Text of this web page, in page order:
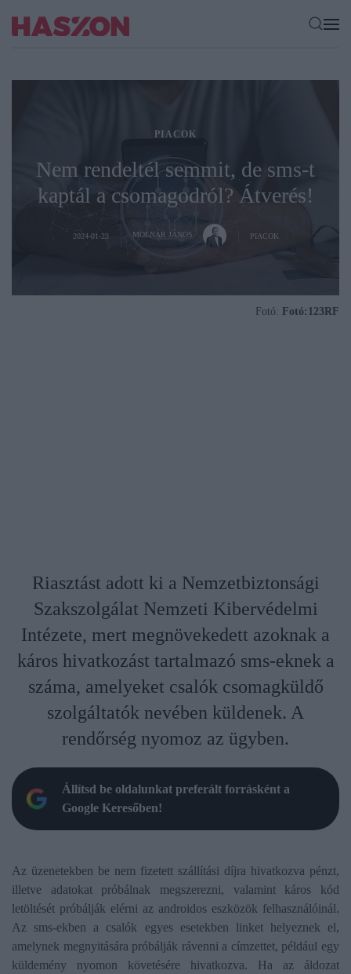
PIACOK
Nem rendeltél semmit, de sms-t
kaptál a csomagodról? Átverés!
2024-01-23 MOLNÁR JÁNOS PIACOK
Fotó: Fotó:123RF
Riasztást adott ki a Nemzetbiztonsági
Szakszolgálat Nemzeti Kibervédelmi
Intézete, mert megnövekedett azoknak a
káros hivatkozást tartalmazó sms-eknek a
száma, amelyeket csalók csomagküldő
szolgáltatók nevében küldenek. A
rendőrség nyomoz az ügyben.
Állítsd be oldalunkat preferált forrásként a
Google Keresőben!
Az üzenetekben be nem fizetett szállítási díjra hivatkozva pénzt,
illetve adatokat próbálnak megszerezni, valamint káros kód
letöltését próbálják elérni az androidos eszközök felhasználóinál.
Az sms-ekben a csalók egyes esetekben linket helyeznek el,
amelynek megnyitására próbálják rávenni a címzettet, például egy
küldemény nyomon követésére hivatkozva. Ha az áldozat